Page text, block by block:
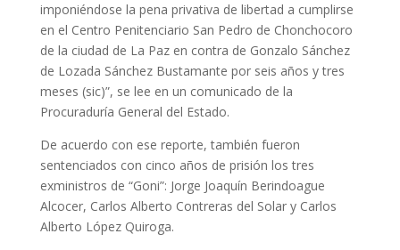
imponiéndose la pena privativa de libertad a cumplirse
en el Centro Penitenciario San Pedro de Chonchocoro
de la ciudad de La Paz en contra de Gonzalo Sánchez
de Lozada Sánchez Bustamante por seis años y tres
meses (sic)”, se lee en un comunicado de la
Procuraduría General del Estado.
De acuerdo con ese reporte, también fueron
sentenciados con cinco años de prisión los tres
exministros de “Goni”: Jorge Joaquín Berindoague
Alcocer, Carlos Alberto Contreras del Solar y Carlos
Alberto López Quiroga.